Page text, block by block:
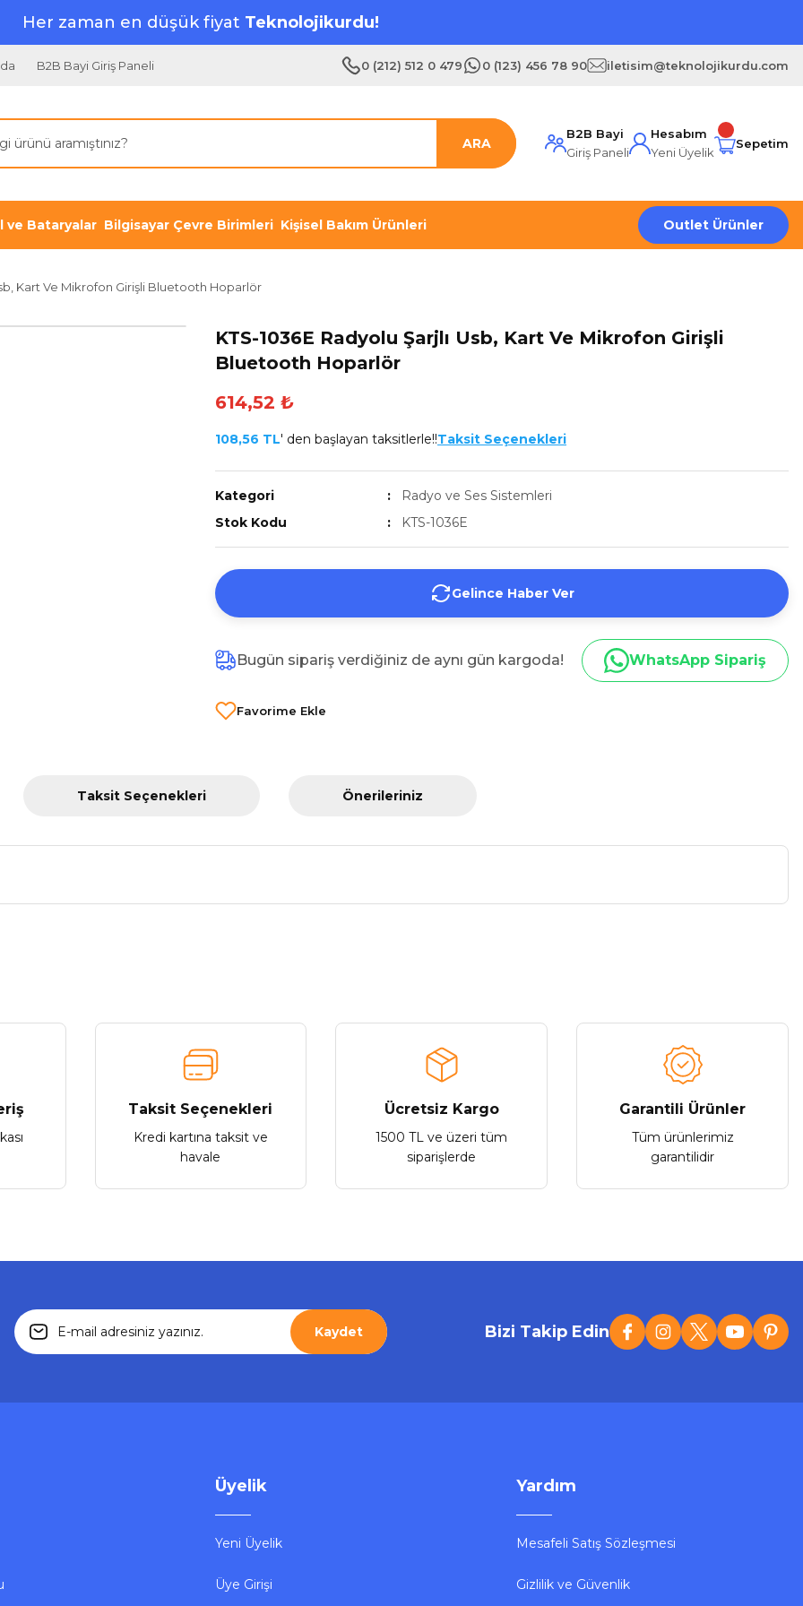
Her zaman en düşük fiyat Teknolojikurdu!
B2B Bayi Giriş Paneli 0 (212) 512 0 479 0 (123) 456 78 90 iletisim@teknolojikurdu.com
ARA
B2B Bayi
Giriş Paneli
Hesabım
Yeni Üyelik
Sepetim
ve Bataryalar Bilgisayar Çevre Birimleri Kişisel Bakım Ürünleri Outlet Ürünler
Kart Ve Mikrofon Girişli Bluetooth Hoparlör
KTS-1036E Radyolu Şarjlı Usb, Kart Ve Mikrofon Girişli
Bluetooth Hoparlör
614,52 ₺
108,56 TL' den başlayan taksitlerle!!Taksit Seçenekleri
Kategori
Radyo ve Ses Sistemleri
Stok Kodu
KTS-1036E
Gelince Haber Ver
Bugün sipariş verdiğiniz de aynı gün kargoda! WhatsApp Sipariş
Taksit Seçenekleri Önerileriniz
Yorum Yaz
Taksit Seçenekleri
Kredi kartına taksit ve
havale
Ücretsiz Kargo
1500 TL ve üzeri tüm
siparişlerde
Garantili Ürünler
Tüm ürünlerimiz
garantilidir
Kaydet Bizi Takip Edin
Üyelik
Yeni Üyelik
Üye Girişi
Yardım
Mesafeli Satış Sözleşmesi
Gizlilik ve Güvenlik